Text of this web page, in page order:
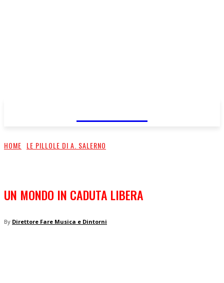
HOME LE PILLOLE DI A. SALERNO
UN MONDO IN CADUTA LIBERA
By Direttore Fare Musica e Dintorni